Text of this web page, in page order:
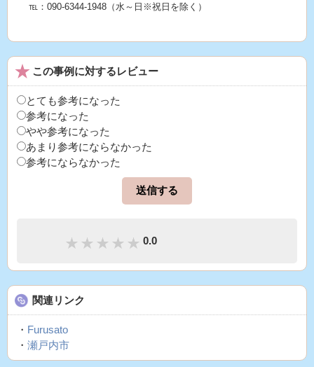
℡：090-6344-1948（水～日※祝日を除く）
この事例に対するレビュー
とても参考になった
参考になった
やや参考になった
あまり参考にならなかった
参考にならなかった
0.0
関連リンク
・ Furusato
・ 瀬戸内市